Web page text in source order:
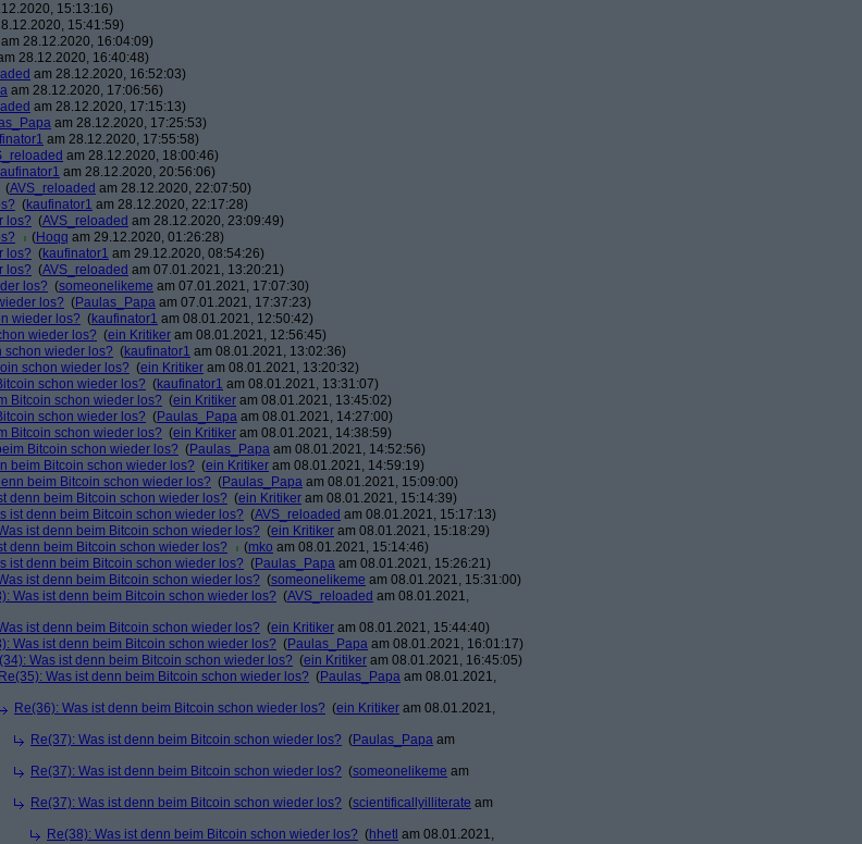
15:13:16)
15:41:59)
am 28.12.2020, 16:04:09)
28.12.2020, 16:40:48)
am 28.12.2020, 16:52:03)
am 28.12.2020, 17:06:56)
am 28.12.2020, 17:15:13)
am 28.12.2020, 17:25:53)
am 28.12.2020, 17:55:58)
am 28.12.2020, 18:00:46)
am 28.12.2020, 20:56:06)
(AVS_reloaded am 28.12.2020, 22:07:50)
(kaufinator1 am 28.12.2020, 22:17:28)
los? (AVS_reloaded am 28.12.2020, 23:09:49)
(Hoqq am 29.12.2020, 01:26:28)
los? (kaufinator1 am 29.12.2020, 08:54:26)
los? (AVS_reloaded am 07.01.2021, 13:20:21)
los? (someonelikeme am 07.01.2021, 17:07:30)
los? (Paulas_Papa am 07.01.2021, 17:37:23)
wieder los? (kaufinator1 am 08.01.2021, 12:50:42)
wieder los? (ein Kritiker am 08.01.2021, 12:56:45)
schon wieder los? (kaufinator1 am 08.01.2021, 13:02:36)
schon wieder los? (ein Kritiker am 08.01.2021, 13:20:32)
schon wieder los? (kaufinator1 am 08.01.2021, 13:31:07)
Bitcoin schon wieder los? (ein Kritiker am 08.01.2021, 13:45:02)
schon wieder los? (Paulas_Papa am 08.01.2021, 14:27:00)
Bitcoin schon wieder los? (ein Kritiker am 08.01.2021, 14:38:59)
Bitcoin schon wieder los? (Paulas_Papa am 08.01.2021, 14:52:56)
beim Bitcoin schon wieder los? (ein Kritiker am 08.01.2021, 14:59:19)
beim Bitcoin schon wieder los? (Paulas_Papa am 08.01.2021, 15:09:00)
denn beim Bitcoin schon wieder los? (ein Kritiker am 08.01.2021, 15:14:39)
ist denn beim Bitcoin schon wieder los? (AVS_reloaded am 08.01.2021, 15:17:13)
ist denn beim Bitcoin schon wieder los? (ein Kritiker am 08.01.2021, 15:18:29)
denn beim Bitcoin schon wieder los?
(mko am 08.01.2021, 15:14:46)
ist denn beim Bitcoin schon wieder los? (Paulas_Papa am 08.01.2021, 15:26:21)
ist denn beim Bitcoin schon wieder los? (someonelikeme am 08.01.2021, 15:31:00)
Was ist denn beim Bitcoin schon wieder los? (AVS_reloaded am 08.01.2021,
ist denn beim Bitcoin schon wieder los? (ein Kritiker am 08.01.2021, 15:44:40)
Was ist denn beim Bitcoin schon wieder los? (Paulas_Papa am 08.01.2021, 16:01:17)
Was ist denn beim Bitcoin schon wieder los? (ein Kritiker am 08.01.2021, 16:45:05)
Re(35): Was ist denn beim Bitcoin schon wieder los? (Paulas_Papa am 08.01.2021,
Re(36): Was ist denn beim Bitcoin schon wieder los? (ein Kritiker am 08.01.2021,
Re(37): Was ist denn beim Bitcoin schon wieder los? (Paulas_Papa am
Re(37): Was ist denn beim Bitcoin schon wieder los? (someonelikeme am
Re(37): Was ist denn beim Bitcoin schon wieder los? (scientificallyilliterate am
Re(38): Was ist denn beim Bitcoin schon wieder los? (hhetl am 08.01.2021,